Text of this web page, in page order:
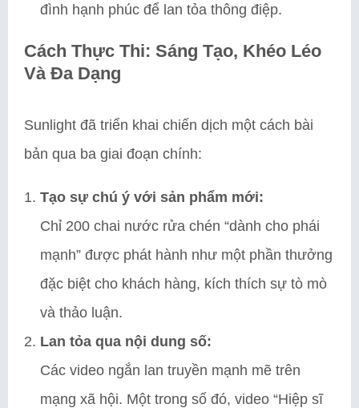
đình hạnh phúc để lan tỏa thông điệp.
Cách Thực Thi: Sáng Tạo, Khéo Léo
Và Đa Dạng
Sunlight đã triển khai chiến dịch một cách bài
bản qua ba giai đoạn chính:
Tạo sự chú ý với sản phẩm mới:
Chỉ 200 chai nước rửa chén “dành cho phái
mạnh” được phát hành như một phần thưởng
đặc biệt cho khách hàng, kích thích sự tò mò
và thảo luận.
Lan tỏa qua nội dung số:
Các video ngắn lan truyền mạnh mẽ trên
mạng xã hội. Một trong số đó, video “Hiệp sĩ